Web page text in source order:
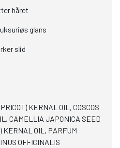
håret
glans
slid
KERNAL OIL, COSCOS
CAMELLIA JAPONICA SEED
KERNAL OIL, PARFUM
OFFICINALIS